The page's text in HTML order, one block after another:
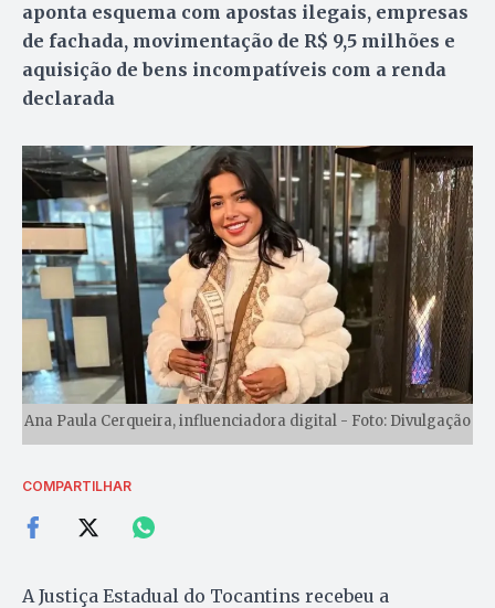
aponta esquema com apostas ilegais, empresas
de fachada, movimentação de R$ 9,5 milhões e
aquisição de bens incompatíveis com a renda
declarada
Ana Paula Cerqueira, influenciadora digital - Foto: Divulgação
COMPARTILHAR
A Justiça Estadual do Tocantins recebeu a